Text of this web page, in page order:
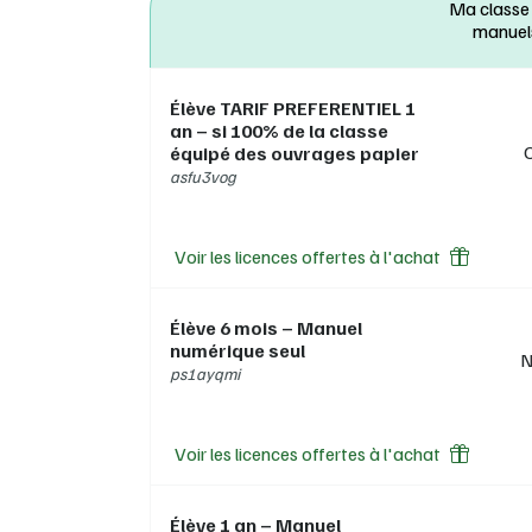
>
pour
Ma
Élève TARIF PREFERENTIEL 1
an – si 100% de la classe
équipé des ouvrages papier
asfu3vog
Voir les licences offertes à l'achat
Élève 6 mois – Manuel
numérique seul
ps1ayqmi
Voir les licences offertes à l'achat
Élève 1 an – Manuel